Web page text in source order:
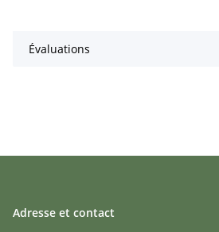
Évaluations
Adresse et contact